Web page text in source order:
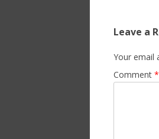
Leave a
Your email
Comment *